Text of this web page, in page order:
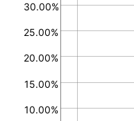
10.00%
15.00%
20.00%
25.00%
30.00%